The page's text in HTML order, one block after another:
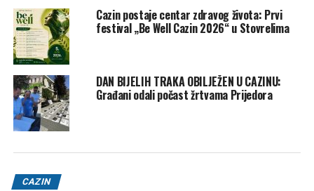
Cazin postaje centar zdravog života: Prvi
festival „Be Well Cazin 2026“ u Stovrelima
DAN BIJELIH TRAKA OBILJEŽEN U CAZINU:
Građani odali počast žrtvama Prijedora
CAZIN